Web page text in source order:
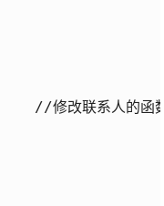
改联系人的函数